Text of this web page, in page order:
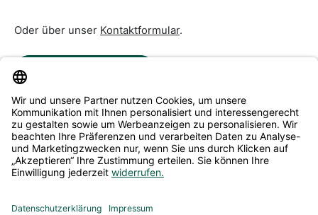
Oder über unser Kontaktformular.
Service & Beratung
Informationen